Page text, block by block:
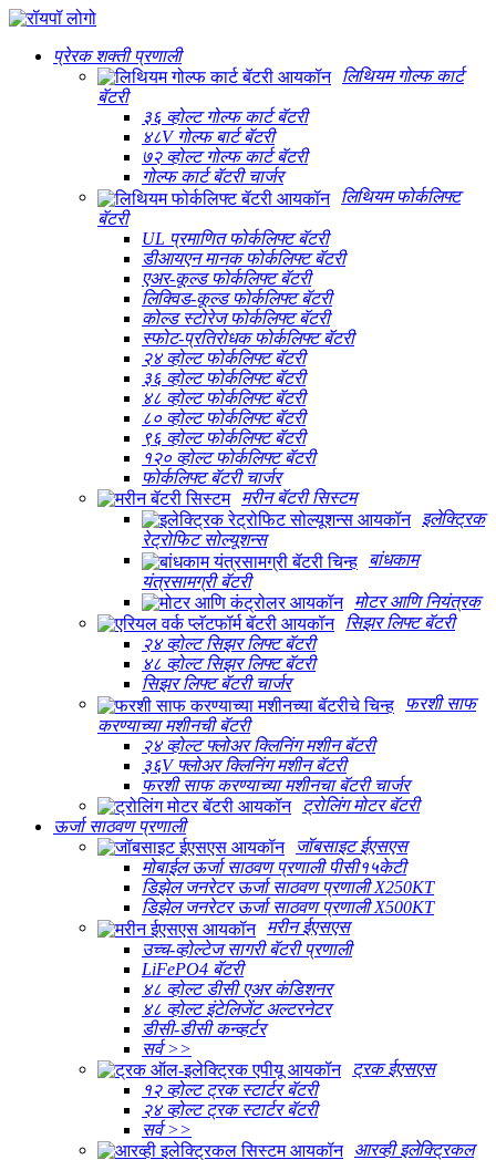
प्रेरक शक्ती प्रणाली
लिथियम गोल्फ कार्ट
बॅटरी
३६ व्होल्ट गोल्फ कार्ट बॅटरी
४८V गोल्फ बार्ट बॅटरी
७२ व्होल्ट गोल्फ कार्ट बॅटरी
गोल्फ कार्ट बॅटरी चार्जर
लिथियम फोर्कलिफ्ट
बॅटरी
UL प्रमाणित फोर्कलिफ्ट बॅटरी
डीआयएन मानक फोर्कलिफ्ट बॅटरी
एअर-कूल्ड फोर्कलिफ्ट बॅटरी
लिक्विड-कूल्ड फोर्कलिफ्ट बॅटरी
कोल्ड स्टोरेज फोर्कलिफ्ट बॅटरी
स्फोट-प्रतिरोधक फोर्कलिफ्ट बॅटरी
२४ व्होल्ट फोर्कलिफ्ट बॅटरी
३६ व्होल्ट फोर्कलिफ्ट बॅटरी
४८ व्होल्ट फोर्कलिफ्ट बॅटरी
८० व्होल्ट फोर्कलिफ्ट बॅटरी
९६ व्होल्ट फोर्कलिफ्ट बॅटरी
१२० व्होल्ट फोर्कलिफ्ट बॅटरी
फोर्कलिफ्ट बॅटरी चार्जर
मरीन बॅटरी सिस्टम
इलेक्ट्रिक
रेट्रोफिट सोल्यूशन्स
बांधकाम
यंत्रसामग्री बॅटरी
मोटर आणि नियंत्रक
सिझर लिफ्ट बॅटरी
२४ व्होल्ट सिझर लिफ्ट बॅटरी
४८ व्होल्ट सिझर लिफ्ट बॅटरी
सिझर लिफ्ट बॅटरी चार्जर
फरशी साफ
करण्याच्या मशीनची बॅटरी
२४ व्होल्ट फ्लोअर क्लिनिंग मशीन बॅटरी
३६V फ्लोअर क्लिनिंग मशीन बॅटरी
फरशी साफ करण्याच्या मशीनचा बॅटरी चार्जर
ट्रोलिंग मोटर बॅटरी
ऊर्जा साठवण प्रणाली
जॉबसाइट ईएसएस
मोबाईल ऊर्जा साठवण प्रणाली पीसी१५केटी
डिझेल जनरेटर ऊर्जा साठवण प्रणाली X250KT
डिझेल जनरेटर ऊर्जा साठवण प्रणाली X500KT
मरीन ईएसएस
उच्च-व्होल्टेज सागरी बॅटरी प्रणाली
LiFePO4 बॅटरी
४८ व्होल्ट डीसी एअर कंडिशनर
४८ व्होल्ट इंटेलिजेंट अल्टरनेटर
डीसी-डीसी कन्व्हर्टर
सर्व >>
ट्रक ईएसएस
१२ व्होल्ट ट्रक स्टार्टर बॅटरी
२४ व्होल्ट ट्रक स्टार्टर बॅटरी
सर्व >>
आरव्ही इलेक्ट्रिकल